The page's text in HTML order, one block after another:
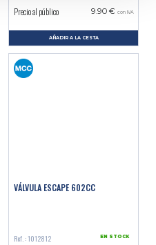
Precio al público 9.90 € con IVA
AÑADIR A LA CESTA
VÁLVULA ESCAPE 602CC
Ref. : 1012812 EN STOCK